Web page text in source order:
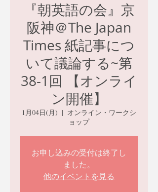
『朝英語の会』京
阪神＠The Japan
Times 紙記事につ
いて議論する~第
38-1回 【オンライ
ン開催】
1月04日(月)
  |
オンライン・ワークシ
ョップ
お申し込みの受付は終了し
ました。
他のイベントを見る